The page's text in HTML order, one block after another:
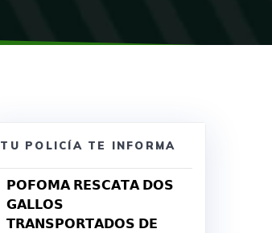
TU POLICÍA TE INFORMA
𝗣𝗢𝗙𝗢𝗠𝗔 𝗥𝗘𝗦𝗖𝗔𝗧𝗔 𝗗𝗢𝗦
𝗚𝗔𝗟𝗟𝗢𝗦
𝗧𝗥𝗔𝗡𝗦𝗣𝗢𝗥𝗧𝗔𝗗𝗢𝗦 𝗗𝗘